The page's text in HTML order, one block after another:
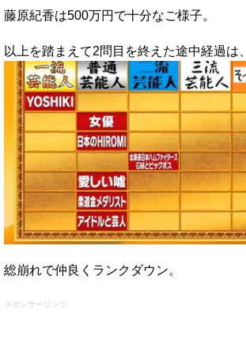
藤原紀香は500万円で十分なご様子。
以上を踏まえて2問目を終えた途中経過は、
総崩れで仲良くランクダウン。
スポンサーリンク